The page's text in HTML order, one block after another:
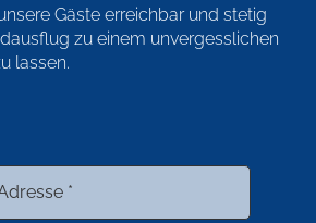
Gäste erreichbar und stetig
zu einem unvergesslichen
lassen.